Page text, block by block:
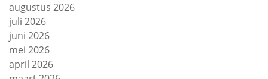
augustus 2026
juli 2026
juni 2026
mei 2026
april 2026